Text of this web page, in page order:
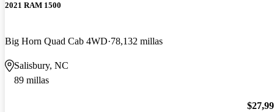
2021 RAM 1500
Big Horn Quad Cab 4WD 78,132 millas
Salisbury, NC
89 millas